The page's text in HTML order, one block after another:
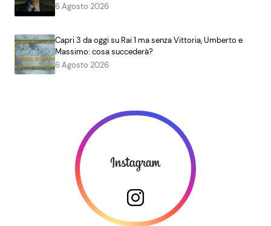
6 Agosto 2026
Capri 3 da oggi su Rai 1 ma senza Vittoria, Umberto e
Massimo: cosa succederà?
6 Agosto 2026